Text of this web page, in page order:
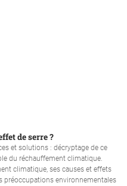
de serre ?
et solutions : décryptage de ce
du réchauffement climatique.
climatique, ses causes et effets
préoccupations environnementales